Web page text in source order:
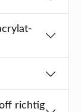
richtig